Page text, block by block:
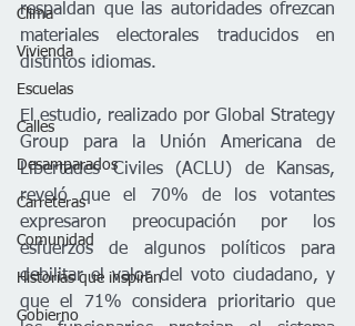
Clima
Vivienda
Escuelas
Calles
Desamparados
Carreteras
Comunidad
Historias que inspiran
Gobierno
respaldan que las autoridades ofrezcan
materiales electorales traducidos en
distintos idiomas.
El estudio, realizado por Global Strategy
Group para la Unión Americana de
Libertades Civiles (ACLU) de Kansas,
reveló que el 70% de los votantes
expresaron preocupación por los
esfuerzos de algunos políticos para
debilitar el valor del voto ciudadano, y
que el 71% considera prioritario que